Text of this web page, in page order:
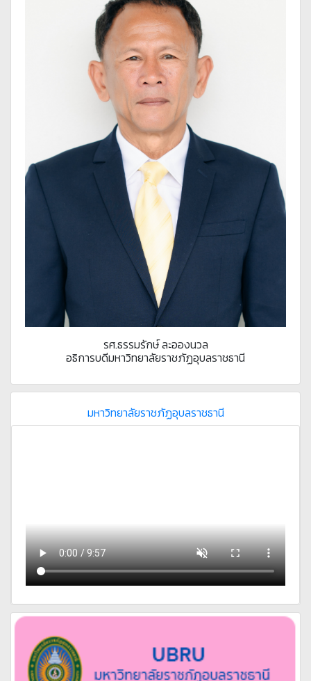
รศ.ธรรมรักษ์ ละอองนวล
อธิการบดีมหาวิทยาลัยราชภัฏอุบลราชธานี
มหาวิทยาลัยราชภัฏอุบลราชธานี